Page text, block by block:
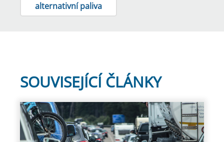
alternativní paliva
SOUVISEJÍCÍ ČLÁNKY